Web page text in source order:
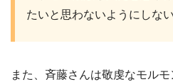
たいと思わないようにしな
また、斉藤さんは敬虔なモル